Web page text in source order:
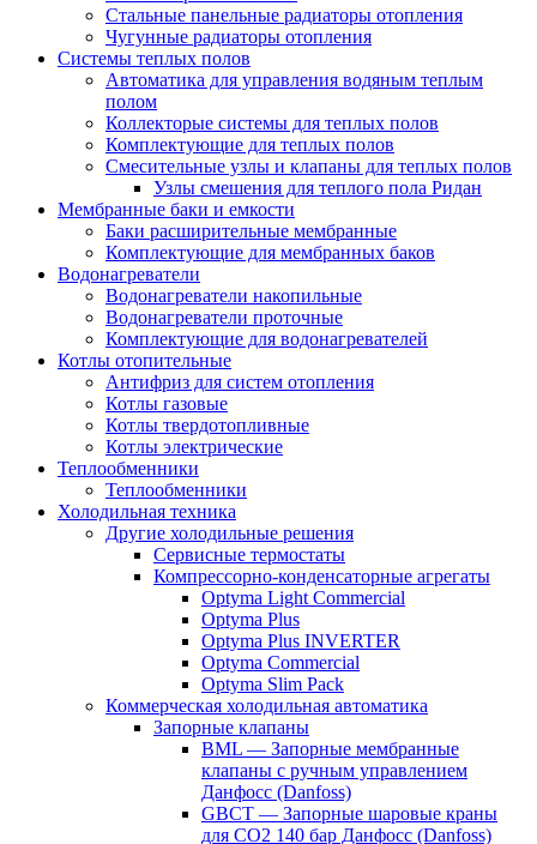
Стальные панельные радиаторы отопления
Чугунные радиаторы отопления
Системы теплых полов
Автоматика для управления водяным теплым
полом
Коллекторые системы для теплых полов
Комплектующие для теплых полов
Смесительные узлы и клапаны для теплых полов
Узлы смешения для теплого пола Ридан
Мембранные баки и емкости
Баки расширительные мембранные
Комплектующие для мембранных баков
Водонагреватели
Водонагреватели накопильные
Водонагреватели проточные
Комплектующие для водонагревателей
Котлы отопительные
Антифриз для систем отопления
Котлы газовые
Котлы твердотопливные
Котлы электрические
Теплообменники
Теплообменники
Холодильная техника
Другие холодильные решения
Сервисные термостаты
Компрессорно-конденсаторные агрегаты
Optyma Light Commercial
Optyma Plus
Optyma Plus INVERTER
Optyma Commercial
Optyma Slim Pack
Коммерческая холодильная автоматика
Запорные клапаны
BML — Запорные мембранные
клапаны с ручным управлением
Данфосс (Danfoss)
GBCT — Запорные шаровые краны
для CO2 140 бар Данфосс (Danfoss)